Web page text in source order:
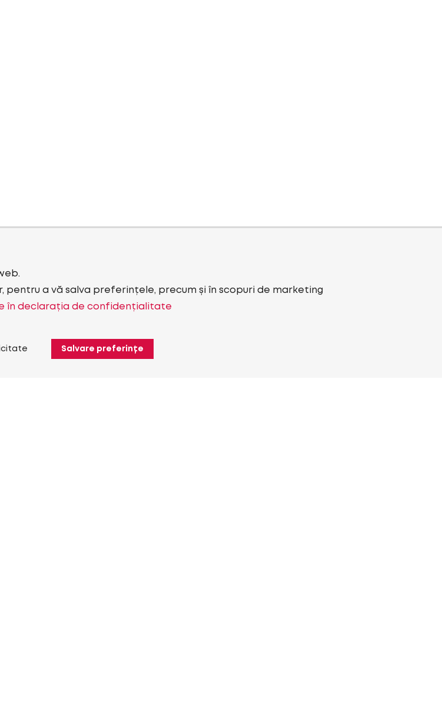
pentru a vă salva preferințele, precum și în scopuri de marketing
în declarația de confidențialitate
Salvare preferințe